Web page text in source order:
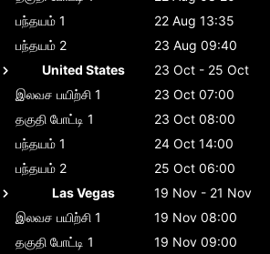
பந்தயம் 1
22 Aug 13:35
பந்தயம் 2
23 Aug 09:40
United States
23 Oct - 25 Oct
இலவச பயிற்சி 1
23 Oct 07:00
தகுதி போட்டி 1
23 Oct 08:00
பந்தயம் 1
24 Oct 14:00
பந்தயம் 2
25 Oct 06:00
Las Vegas
19 Nov - 21 Nov
இலவச பயிற்சி 1
19 Nov 08:00
தகுதி போட்டி 1
19 Nov 09:00